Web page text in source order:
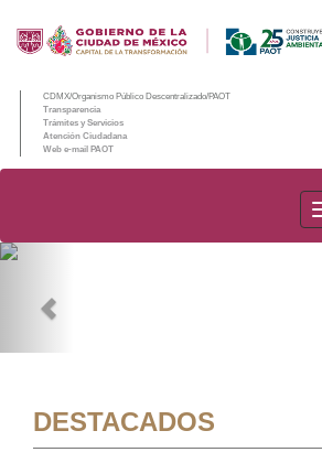
CDMX/Organismo Público Descentralizado/PAOT
Transparencia
Trámites y Servicios
Atención Ciudadana
Web e-mail PAOT
DESTACADOS